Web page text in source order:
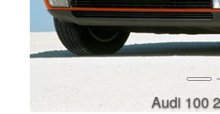
Audi 100